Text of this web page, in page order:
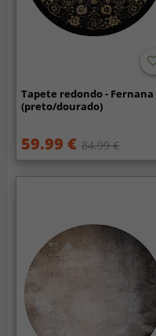
Tapete redondo - Fernana
(preto/dourado)
59.99 € 84.99 €